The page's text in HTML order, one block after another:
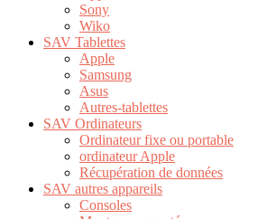
Sony
Wiko
SAV Tablettes
Apple
Samsung
Asus
Autres-tablettes
SAV Ordinateurs
Ordinateur fixe ou portable
ordinateur Apple
Récupération de données
SAV autres appareils
Consoles